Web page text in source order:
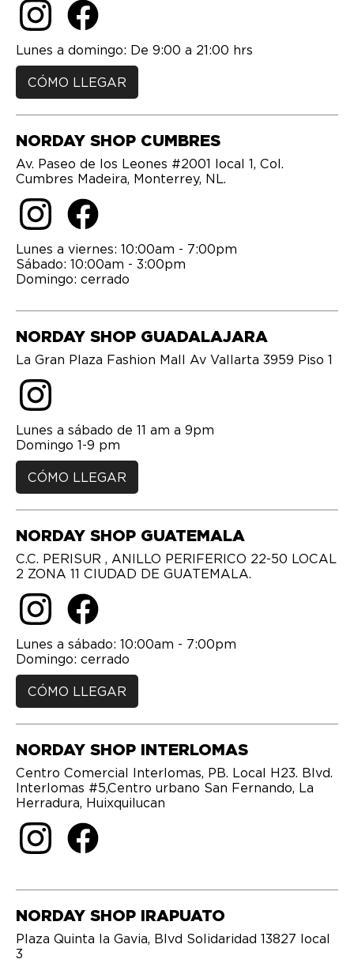
Lunes a domingo: De 9:00 a 21:00 hrs
CÓMO LLEGAR
NORDAY SHOP CUMBRES
Av. Paseo de los Leones #2001 local 1, Col.
Cumbres Madeira, Monterrey, NL.
Lunes a viernes: 10:00am - 7:00pm
Sábado: 10:00am - 3:00pm
Domingo: cerrado
NORDAY SHOP GUADALAJARA
La Gran Plaza Fashion Mall Av Vallarta 3959 Piso 1
Lunes a sábado de 11 am a 9pm
Domingo 1-9 pm
CÓMO LLEGAR
NORDAY SHOP GUATEMALA
C.C. PERISUR , ANILLO PERIFERICO 22-50 LOCAL
2 ZONA 11 CIUDAD DE GUATEMALA.
Lunes a sábado: 10:00am - 7:00pm
Domingo: cerrado
CÓMO LLEGAR
NORDAY SHOP INTERLOMAS
Centro Comercial Interlomas, PB. Local H23. Blvd.
Interlomas #5,Centro urbano San Fernando, La
Herradura, Huixquilucan
NORDAY SHOP IRAPUATO
Plaza Quinta la Gavia, Blvd Solidaridad 13827 local
3